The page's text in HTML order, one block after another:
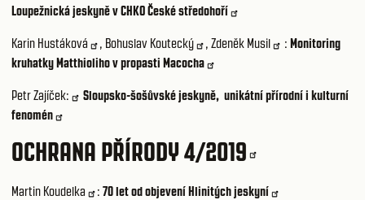
Loupežnická jeskyně v CHKO České středohoří
Karin Hustáková , Bohuslav Koutecký , Zdeněk Musil : Monitoring
kruhatky Matthioliho v propasti Macocha
Petr Zajíček:
Sloupsko-šošůvské jeskyně, unikátní přírodní i kulturní
fenomén
OCHRANA PŘÍRODY 4/2019
Martin Koudelka : 70 let od objevení Hlinitých jeskyní